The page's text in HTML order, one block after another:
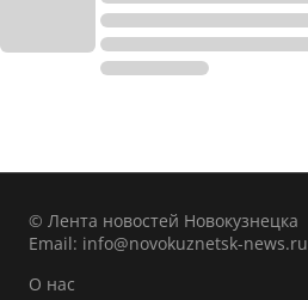
© Лента новостей Новокузнецка
Email: info@novokuznetsk-news.ru
О нас